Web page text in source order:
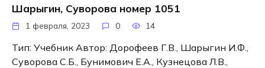
Шарыгин, Суворова номер 1051
1 февраля, 2023 0 14
Тип: Учебник Автор: Дорофеев Г.В., Шарыгин И.Ф.,
Суворова С.Б., Бунимович Е.А., Кузнецова Л.В.,